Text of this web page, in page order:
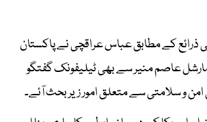
ذرائع کے مطابق عباس عراقچی نے پاکستان
عاصم منیر سے بھی ٹیلیفونک گفتگو
و سلامتی سے متعلق امور زیر بحث آئے۔